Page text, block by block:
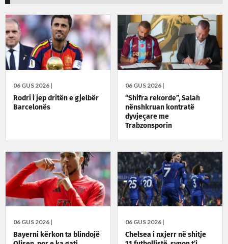
06 GUS 2026 |
Rodri i jep dritën e gjelbër
Barcelonës
06 GUS 2026 |
“Shifra rekorde”, Salah
nënshkruan kontratë
dyvjeçare me
Trabzonsporin
06 GUS 2026 |
Bayerni kërkon ta blindojë
06 GUS 2026 |
Chelsea i nxjerr në shitje